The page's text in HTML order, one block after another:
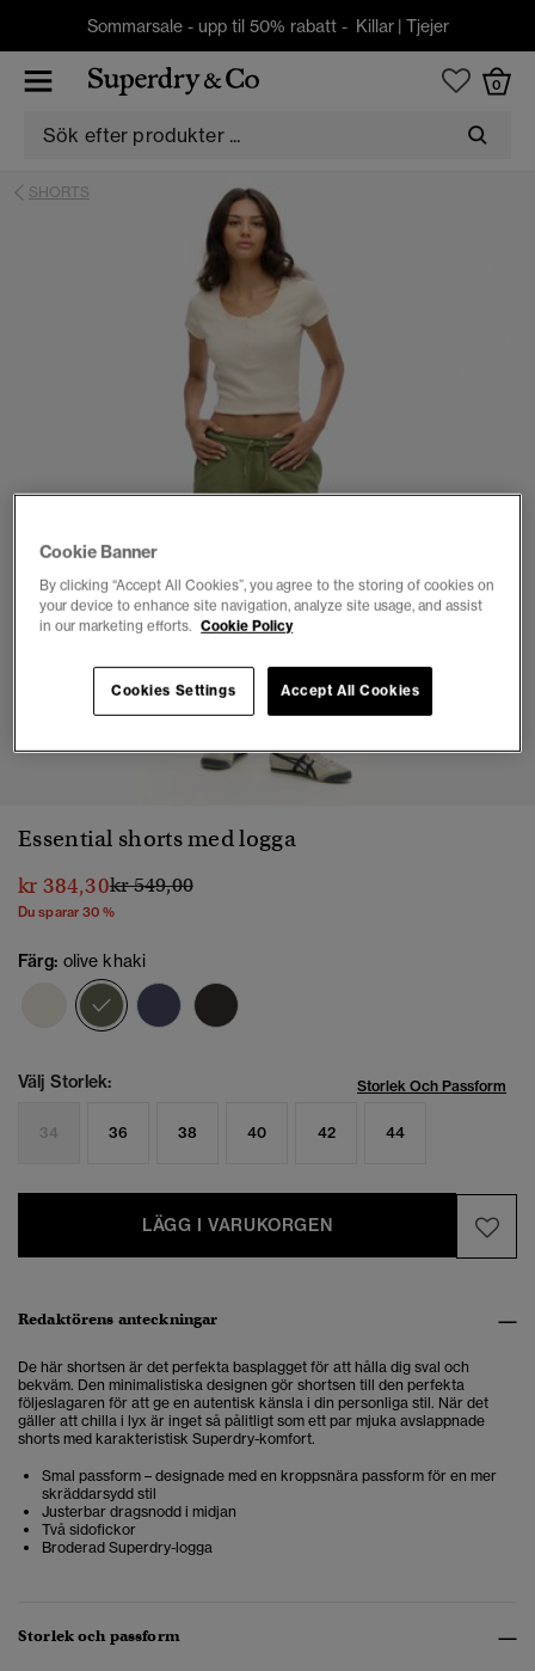
Sommarsale - upp til 50% rabatt - Killar| Tjejer
0
SHORTS
Essential shorts med logga
kr 384,30Pris reducerat från
kr 549,00till
Du sparar 30 %
Färg: olive khaki
vald
Välj Storlek: Storlek Och Passform
34 36 38 40 42 44
LÄGG I VARUKORGEN
Redaktörens anteckningar
De här shortsen är det perfekta basplagget för att hålla dig sval och
bekväm. Den minimalistiska designen gör shortsen till den perfekta
följeslagaren för att ge en autentisk känsla i din personliga stil. När det
gäller att chilla i lyx är inget så pålitligt som ett par mjuka avslappnade
shorts med karakteristisk Superdry-komfort.
Smal passform – designade med en kroppsnära passform för en mer
skräddarsydd stil
Justerbar dragsnodd i midjan
Två sidofickor
Broderad Superdry-logga
Storlek och passform
Cookie Banner
By clicking “Accept All Cookies”, you agree to the storing of cookies on
your device to enhance site navigation, analyze site usage, and assist
in our marketing efforts. Cookie Policy
Accept All Cookies
Cookies Settings